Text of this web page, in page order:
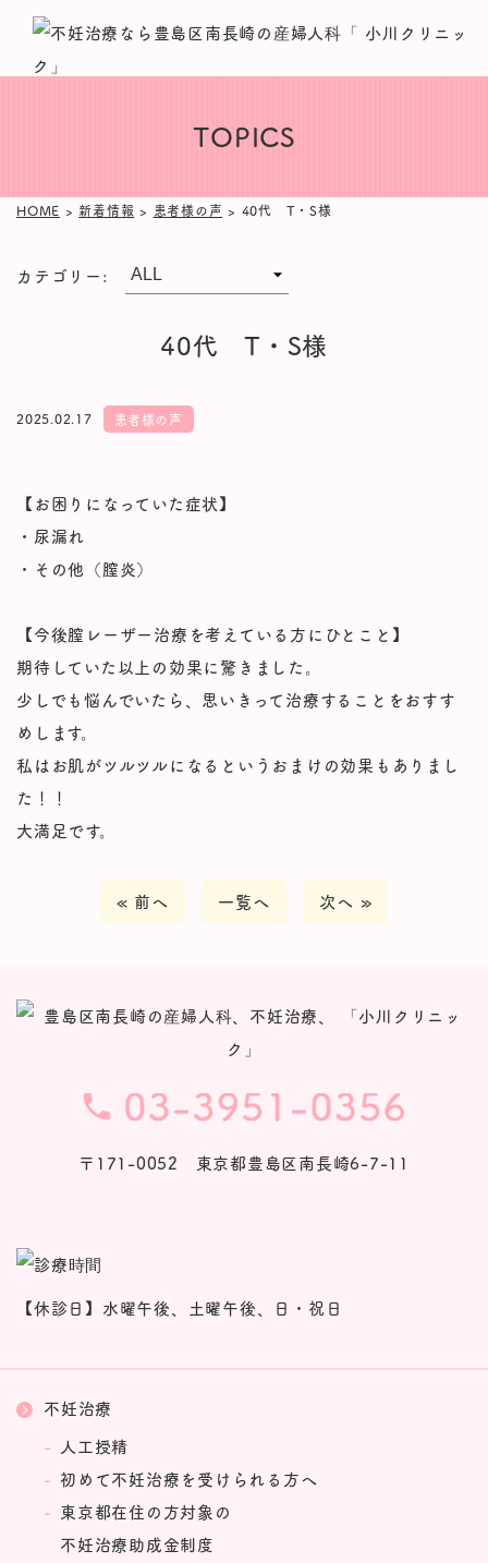
TOPICS
HOME > 新着情報 > 患者様の声 > 40代 T・S様
カテゴリー:
40代 T・S様
2025.02.17 患者様の声
【お困りになっていた症状】
・尿漏れ
・その他（膣炎）
【今後膣レーザー治療を考えている方にひとこと】
期待していた以上の効果に驚きました。
少しでも悩んでいたら、思いきって治療することをおすす
めします。
私はお肌がツルツルになるというおまけの効果もありまし
た！！
大満足です。
« 前へ 一覧へ 次へ »
〒171-0052 東京都豊島区南長崎6-7-11
【休診日】水曜午後、土曜午後、日・祝日
不妊治療
人工授精
初めて不妊治療を受けられる方へ
東京都在住の方対象の
不妊治療助成金制度